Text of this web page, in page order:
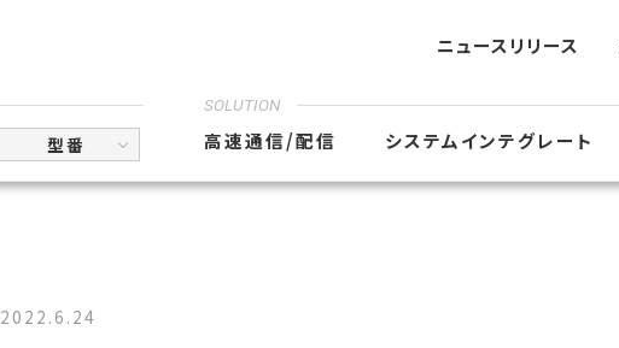
ニュースリリース
型番
SOLUTION
高速通信/配信 システムインテグレート
2022.6.24